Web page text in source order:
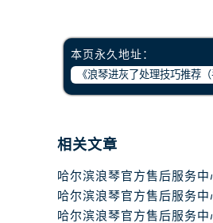
本页永久地址：
相关文章